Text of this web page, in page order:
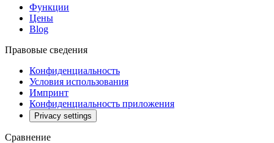
Функции
Цены
Blog
Правовые сведения
Конфиденциальность
Условия использования
Импринт
Конфиденциальность приложения
Privacy settings
Сравнение